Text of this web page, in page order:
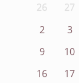
26 27
2
3
9
10
16
17